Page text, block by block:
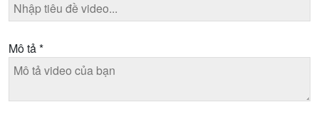
Mô tả*